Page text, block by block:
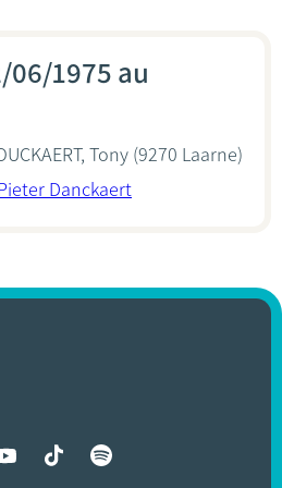
06/1975 au
Tony (9270 Laarne)
Danckaert
les réseaux